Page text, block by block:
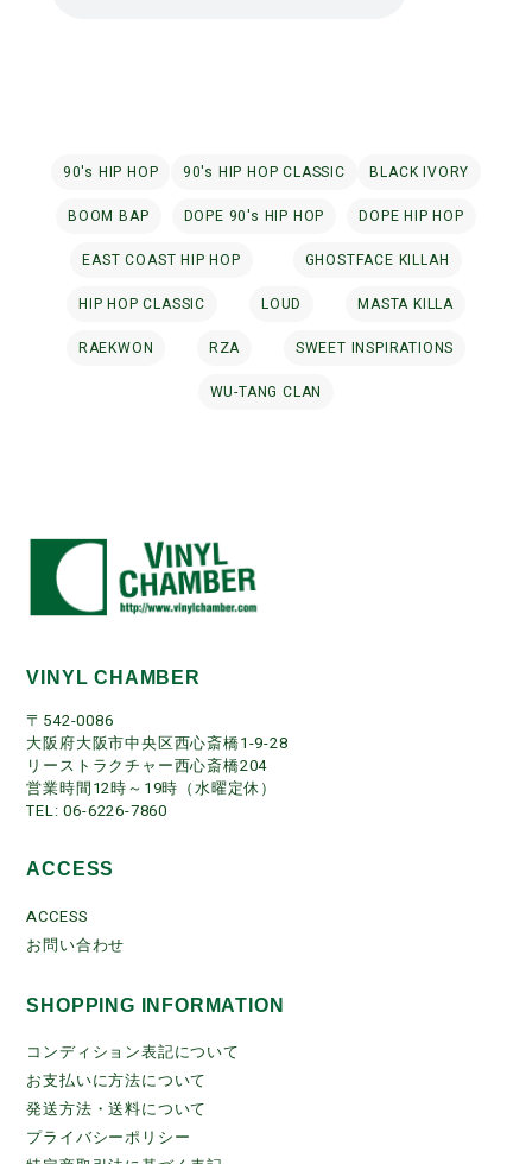
90's HIP HOP 90's HIP HOP CLASSIC BLACK IVORY
BOOM BAP DOPE 90's HIP HOP DOPE HIP HOP
EAST COAST HIP HOP GHOSTFACE KILLAH
HIP HOP CLASSIC LOUD MASTA KILLA
RAEKWON RZA SWEET INSPIRATIONS
WU-TANG CLAN
VINYL CHAMBER
〒542-0086
大阪府大阪市中央区西心斎橋1-9-28
リーストラクチャー西心斎橋204
営業時間12時～19時（水曜定休）
TEL: 06-6226-7860
ACCESS
ACCESS
お問い合わせ
SHOPPING INFORMATION
コンディション表記について
お支払いに方法について
発送方法・送料について
プライバシーポリシー